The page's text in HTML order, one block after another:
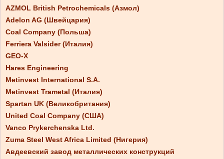
AZMOL British Petrochemicals (Азмол)
Adelon AG (Швейцария)
Coal Company (Польша)
Ferriera Valsider (Италия)
GEO-X
Hares Engineering
Metinvest International S.A.
Metinvest Trametal (Италия)
Spartan UK (Великобритания)
United Coal Company (США)
Vanco Prykerchenska Ltd.
Zuma Steel West Africa Limited (Нигерия)
Авдеевский завод металлических конструкций